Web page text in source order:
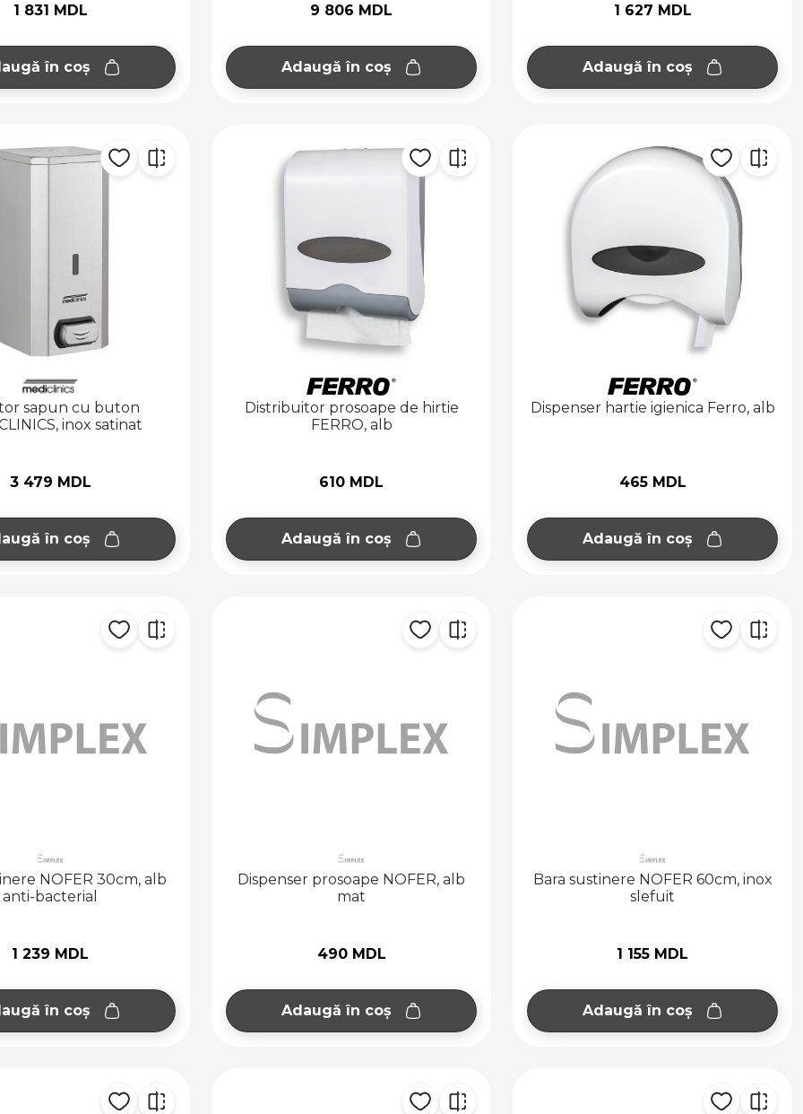
1 831 MDL
în coș
9 806 MDL
Adaugă în coș
1 627 MDL
Adaugă în coș
sapun cu buton
inox satinat
3 479 MDL
în coș
Distribuitor prosoape de hirtie
FERRO, alb
610 MDL
Adaugă în coș
Dispenser hartie igienica Ferro, alb
465 MDL
Adaugă în coș
NOFER 30cm, alb
anti-bacterial
1 239 MDL
în coș
Dispenser prosoape NOFER, alb
mat
490 MDL
Adaugă în coș
Bara sustinere NOFER 60cm, inox
slefuit
1 155 MDL
Adaugă în coș